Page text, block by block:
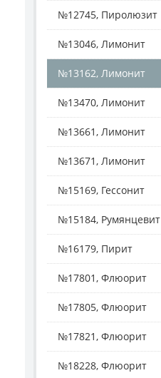
№12745, Пиролюзит
№13046, Лимонит
№13162, Лимонит
№13470, Лимонит
№13661, Лимонит
№13671, Лимонит
№15169, Гессонит
№15184, Румянцевит
№16179, Пирит
№17801, Флюорит
№17805, Флюорит
№17821, Флюорит
№18228, Флюорит